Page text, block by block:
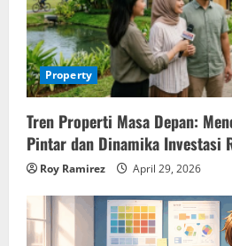
Property
Tren Properti Masa Depan:
Pintar dan Dinamika Investasi
Roy Ramirez April 29, 2026